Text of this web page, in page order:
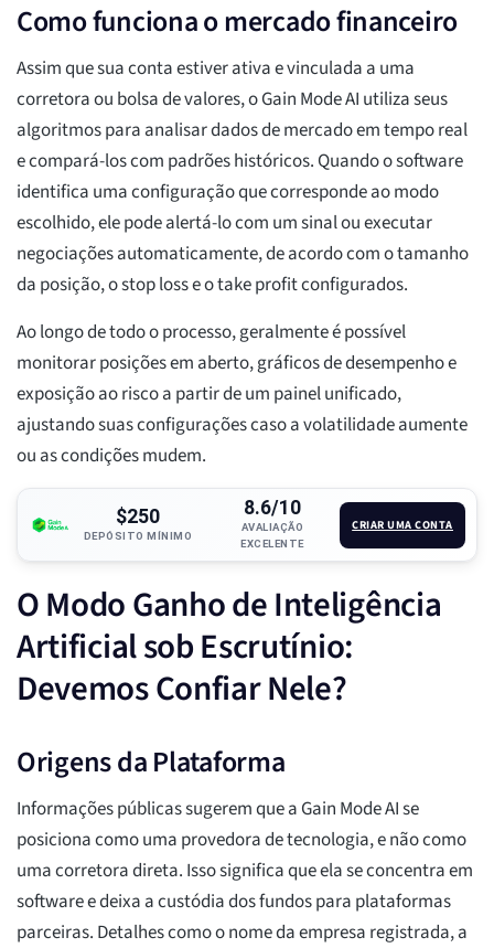
Como funciona o mercado financeiro
Assim que sua conta estiver ativa e vinculada a uma
corretora ou bolsa de valores, o Gain Mode AI utiliza seus
algoritmos para analisar dados de mercado em tempo real
e compará-los com padrões históricos. Quando o software
identifica uma configuração que corresponde ao modo
escolhido, ele pode alertá-lo com um sinal ou executar
negociações automaticamente, de acordo com o tamanho
da posição, o stop loss e o take profit configurados.
Ao longo de todo o processo, geralmente é possível
monitorar posições em aberto, gráficos de desempenho e
exposição ao risco a partir de um painel unificado,
ajustando suas configurações caso a volatilidade aumente
ou as condições mudem.
$250
DEPÓSITO MÍNIMO
8.6/10
AVALIAÇÃO
EXCELENTE
CRIAR UMA CONTA
O Modo Ganho de Inteligência
Artificial sob Escrutínio:
Devemos Confiar Nele?
Origens da Plataforma
Informações públicas sugerem que a Gain Mode AI se
posiciona como uma provedora de tecnologia, e não como
uma corretora direta. Isso significa que ela se concentra em
software e deixa a custódia dos fundos para plataformas
parceiras. Detalhes como o nome da empresa registrada, a